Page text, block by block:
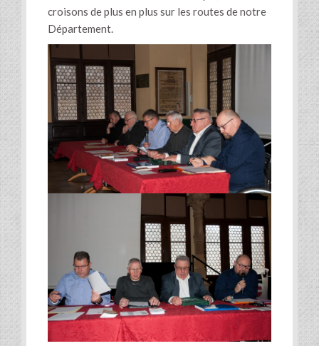
croisons de plus en plus sur les routes de notre
Département.